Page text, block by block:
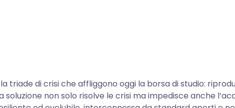
triade di crisi che affliggono oggi la borsa di studio:
non solo risolve le crisi ma impedisce anche